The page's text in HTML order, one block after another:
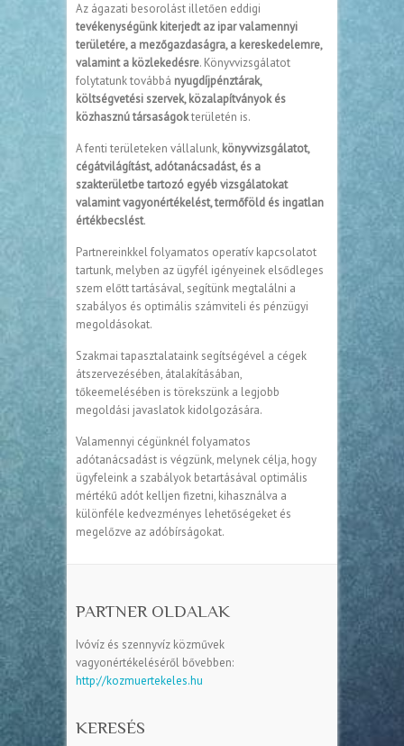
Az ágazati besorolást illetően eddigi
tevékenységünk kiterjedt az ipar valamennyi
területére, a mezőgazdaságra, a kereskedelemre,
valamint a közlekedésre. Könyvvizsgálatot
folytatunk továbbá nyugdíjpénztárak,
költségvetési szervek, közalapítványok és
közhasznú társaságokterületén is.
A fenti területeken vállalunk, könyvvizsgálatot,
cégátvilágítást, adótanácsadást, és a
szakterületbe tartozó egyéb vizsgálatokat
valamint vagyonértékelést, termőföld és ingatlan
értékbecslést.
Partnereinkkel folyamatos operatív kapcsolatot
tartunk, melyben az ügyfél igényeinek elsődleges
szem előtt tartásával, segítünk megtalálni a
szabályos és optimális számviteli és pénzügyi
megoldásokat.
Szakmai tapasztalataink segítségével a cégek
átszervezésében, átalakításában,
tőkeemelésében is törekszünk a legjobb
megoldási javaslatok kidolgozására.
Valamennyi cégünknél folyamatos
adótanácsadást is végzünk, melynek célja, hogy
ügyfeleink a szabályok betartásával optimális
mértékű adót kelljen fizetni, kihasználva a
különféle kedvezményes lehetőségeket és
megelőzve az adóbírságokat.
PARTNER OLDALAK
Ivóvíz és szennyvíz közművek
vagyonértékeléséről bővebben:
http://kozmuertekeles.hu
KERESÉS